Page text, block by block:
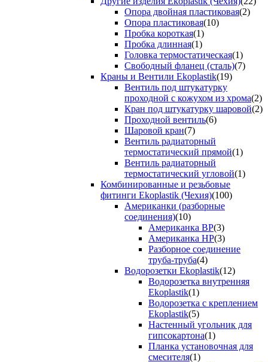
Опора двойная пластиковая(2)
Опора пластиковая(10)
Пробка короткая(1)
Пробка длинная(1)
Головка термостатическая(1)
Свободный фланец (сталь)(7)
Краны и Вентили Ekoplastik(19)
Вентиль под штукатурку
проходной с кожухом из хрома(2)
Кран под штукатурку шаровой(2)
Проходной вентиль(6)
Шаровой кран(7)
Вентиль радиаторный
термостатический прямой(1)
Вентиль радиаторный
термостатический угловой(1)
Комбинированные и резьбовые
фитинги Ekoplastik (Чехия)(100)
Американки (разборные
соединения)(10)
Американка ВР(3)
Американка НР(3)
Разборное соединение
труба-труба(4)
Водорозетки Ekoplastik(12)
Водорозетка внутренняя
Ekoplastik(1)
Водорозетка с креплением
Ekoplastik(5)
Настенный угольник для
гипсокартона(1)
Планка установочная для
смесителя(1)